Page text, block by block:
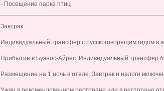
- Посещение парка птиц
Завтрак.
Индивидуальный трансфер с русскоговорящим гидом в
Прибытие в Буэнос-Айрес. Индивидуальный трансфер
Размещение на 1 ночь в отеле. Завтрак и налоги